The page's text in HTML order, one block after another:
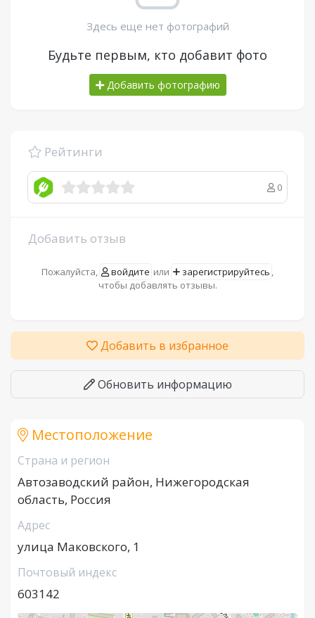
Здесь еще нет фотографий
Будьте первым, кто добавит фото
Добавить фотографию
Рейтинги
0
Добавить отзыв
Пожалуйста, войдите или зарегистрируйтесь ,
чтобы добавлять отзывы.
Добавить в избранное
Обновить информацию
Местоположение
Страна и регион
Автозаводский район, Нижегородская
область, Россия
Адрес
улица Маковского, 1
Почтовый индекс
603142